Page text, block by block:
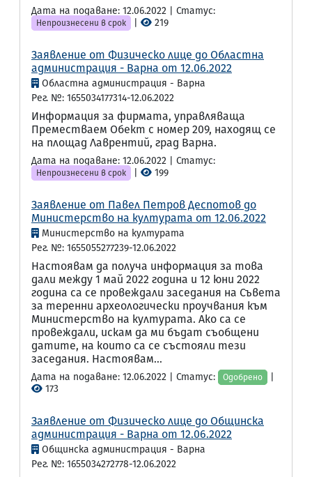
Дата на подаване: 12.06.2022 | Статус:
Непроизнесени в срок 219
Заявление от Физическо лице до Областна
администрация - Варна от 12.06.2022
Областна администрация - Варна
Рег. №: 1655034177314-12.06.2022
Информация за фирмата, управляваща
Преместваем Обект с номер 209, находящ се
на площад Лаврентий, град Варна.
Дата на подаване: 12.06.2022 | Статус:
Непроизнесени в срок 199
Заявление от Павел Петров Деспотов до
Министерство на културата от 12.06.2022
Министерство на културата
Рег. №: 1655055277239-12.06.2022
Настоявам да получа информация за това
дали между 1 май 2022 година и 12 юни 2022
година са се провеждали заседания на Съвета
за теренни археологически проучвания към
Министерство на културата. Ако са се
провеждали, искам да ми бъдат съобщени
датите, на които са се състояли тези
заседания. Настоявам...
Дата на подаване: 12.06.2022 | Статус: Одобрено
173
Заявление от Физическо лице до Общинска
администрация - Варна от 12.06.2022
Общинска администрация - Варна
Рег. №: 1655034272778-12.06.2022